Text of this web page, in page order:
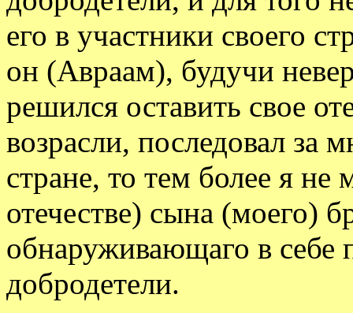
его в участники своего
он (Авраам), будучи
решился оставить свое
возрасли, последовал
стране, то тем более я не
отечестве) сына (моего)
обнаруживающаго в себе
добродетели.